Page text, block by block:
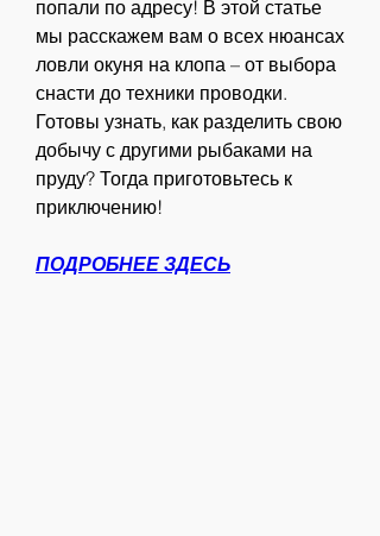
попали по адресу! В этой статье
мы расскажем вам о всех нюансах
ловли окуня на клопа – от выбора
снасти до техники проводки.
Готовы узнать, как разделить свою
добычу с другими рыбаками на
пруду? Тогда приготовьтесь к
приключению!
ПОДРОБНЕЕ ЗДЕСЬ